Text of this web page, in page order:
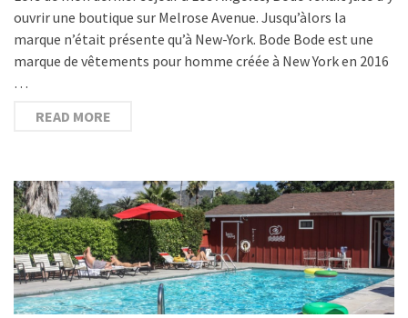
ouvrir une boutique sur Melrose Avenue. Jusqu’àlors la
marque n’était présente qu’à New-York. Bode Bode est une
marque de vêtements pour homme créée à New York en 2016
…
READ MORE